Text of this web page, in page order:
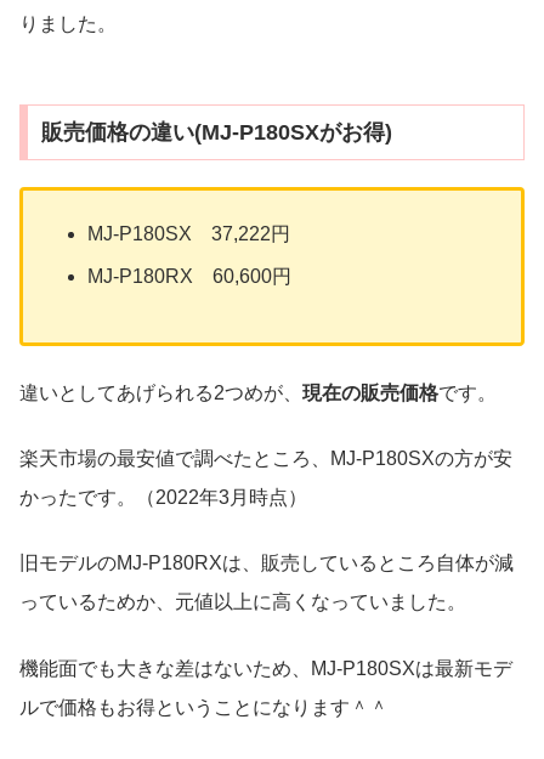
りました。
販売価格の違い(MJ-P180SXがお得)
MJ-P180SX 37,222円
MJ-P180RX 60,600円
違いとしてあげられる2つめが、 現在の販売価格です。
楽天市場の最安値で調べたところ、MJ-P180SXの方が安
かったです。（2022年3月時点）
旧モデルのMJ-P180RXは、販売しているところ自体が減
っているためか、元値以上に高くなっていました。
機能面でも大きな差はないため、MJ-P180SXは最新モデ
ルで価格もお得ということになります＾＾